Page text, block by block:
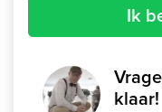
Ik
klaar!